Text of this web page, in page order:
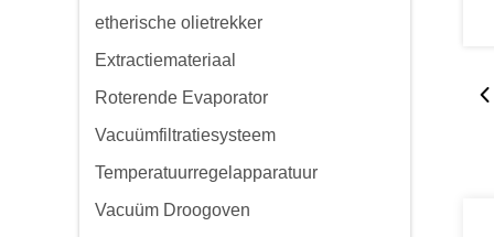
etherische olietrekker
Extractiemateriaal
Roterende Evaporator
Vacuümfiltratiesysteem
Temperatuurregelapparatuur
Vacuüm Droogoven